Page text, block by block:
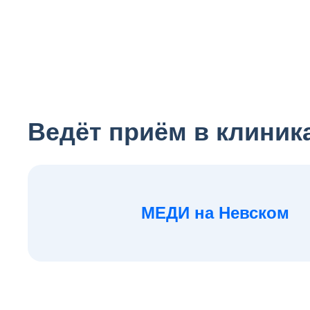
Ведёт приём в
МЕДИ на Невском